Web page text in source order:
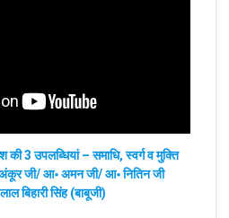
3 उपलब्धियां – समाधि, स्वर्ग व मुक्ति
जी/ आ॰ अमन जी/ आ॰ नितिन जी
बिहारी सिंह (बाबूजी)